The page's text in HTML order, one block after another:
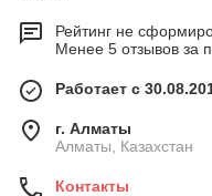
Рейтинг не
Менее 5 отзывов за
Работает с
г. Алматы
Алматы, Казахстан
Контакты